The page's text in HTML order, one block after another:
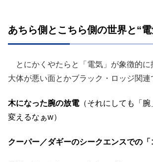
あちら側とこちら側の世界と“
とにかくやたらと「電気」が象徴的に
大体が悪い面とかブラック・ロッジ関連
木になった腕の放電（それにしても「
変えるなぁw）
クーパー／ダギーのシークエンスでの「